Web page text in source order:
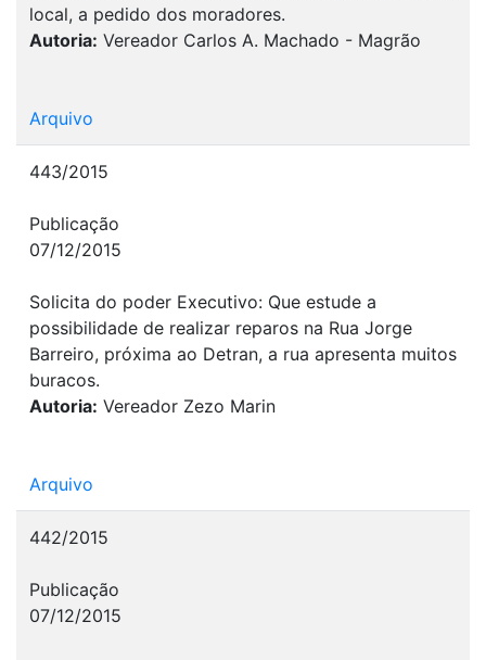
local, a pedido dos moradores.
Autoria: Vereador Carlos A. Machado - Magrão
Arquivo
443/2015
Publicação
07/12/2015
Solicita do poder Executivo: Que estude a
possibilidade de realizar reparos na Rua Jorge
Barreiro, próxima ao Detran, a rua apresenta muitos
buracos.
Autoria: Vereador Zezo Marin
Arquivo
442/2015
Publicação
07/12/2015